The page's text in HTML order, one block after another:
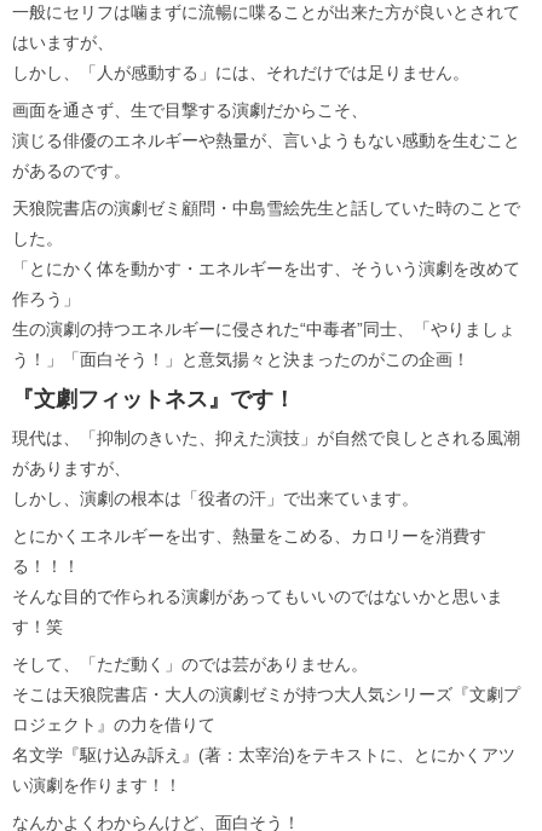
一般にセリフは噛まずに流暢に喋ることが出来た方が良いとされて
はいますが、
しかし、「人が感動する」には、それだけでは足りません。
画面を通さず、生で目撃する演劇だからこそ、
演じる俳優のエネルギーや熱量が、言いようもない感動を生むこと
があるのです。
天狼院書店の演劇ゼミ顧問・中島雪絵先生と話していた時のことで
した。
「とにかく体を動かす・エネルギーを出す、そういう演劇を改めて
作ろう」
生の演劇の持つエネルギーに侵された“中毒者”同士、「やりましょ
う！」「面白そう！」と意気揚々と決まったのがこの企画！
『文劇フィットネス』です！
現代は、「抑制のきいた、抑えた演技」が自然で良しとされる風潮
がありますが、
しかし、演劇の根本は「役者の汗」で出来ています。
とにかくエネルギーを出す、熱量をこめる、カロリーを消費す
る！！！
そんな目的で作られる演劇があってもいいのではないかと思いま
す！笑
そして、「ただ動く」のでは芸がありません。
そこは天狼院書店・大人の演劇ゼミが持つ大人気シリーズ『文劇プ
ロジェクト』の力を借りて
名文学『駆け込み訴え』(著：太宰治)をテキストに、とにかくアツ
い演劇を作ります！！
なんかよくわからんけど、面白そう！